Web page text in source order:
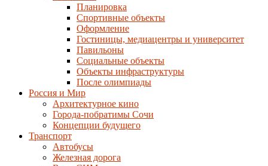
Планировка
Спортивные объекты
Оформление
Гостиницы, медиацентры и университет
Павильоны
Социальные объекты
Объекты инфраструктуры
После олимпиады
Россия и Мир
Архитектурное кино
Города-побратимы Сочи
Концепции будущего
Транспорт
Автобусы
Железная дорога